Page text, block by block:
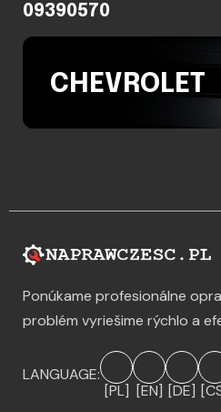
09390570
CHEVROLET
Ponúkame profesionálne
problém vyriešime rýchlo a
LANGUAGE:
[PL] [EN] [DE]